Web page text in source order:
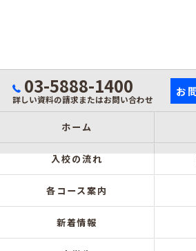
03-5888-1400
詳しい資料の請求またはお問い合わせ
お
ホーム
入校の流れ
各コース案内
新着情報